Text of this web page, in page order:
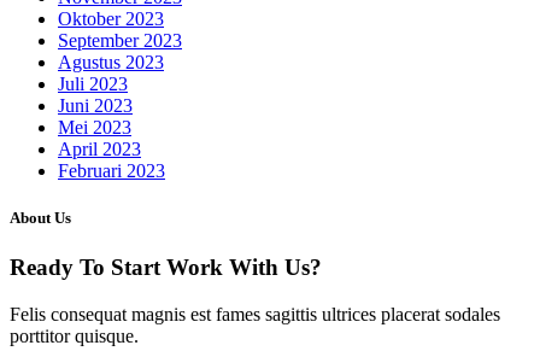
Oktober 2023
September 2023
Agustus 2023
Juli 2023
Juni 2023
Mei 2023
April 2023
Februari 2023
About Us
Ready To Start Work With Us?
Felis consequat magnis est fames sagittis ultrices placerat sodales
porttitor quisque.